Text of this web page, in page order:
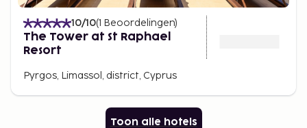
10/10(1 Beoordelingen)
The Tower at St Raphael
Resort
Pyrgos, Limassol, district, Cyprus
Toon alle hotels